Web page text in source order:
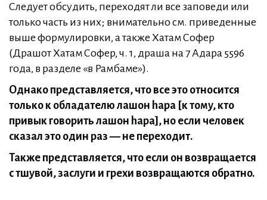
Следует обсудить, переходят ли все заповеди или
только часть из них; внимательно см. приведенные
выше формулировки, а также Хатам Софер
(Драшот Хатам Софер, ч. 1, драша на 7 Адара 5596
года, в разделе «в Рамбаме»).
Однако представляется, что все это относится
только к обладателю лашон hара [к тому, кто
привык говорить лашон hара], но если человек
сказал это один раз — не переходит.
Также представляется, что если он возвращается
с тшувой, заслуги и грехи возвращаются обратно.